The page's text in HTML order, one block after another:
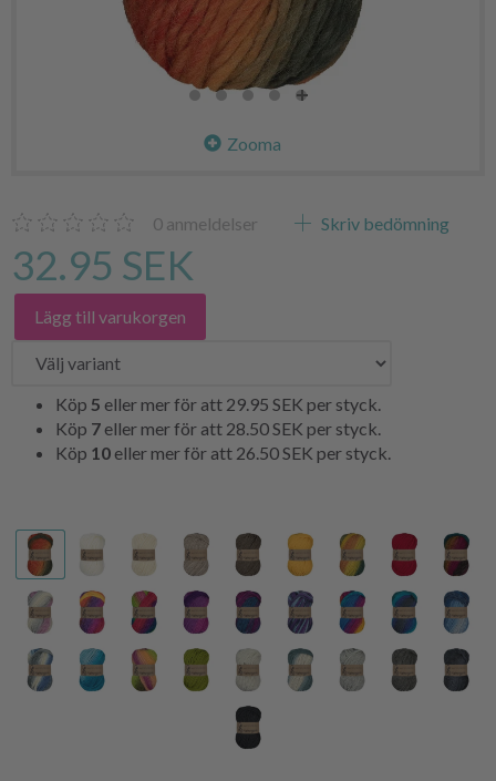
Zooma
0 anmeldelser Skriv bedömning
32.95 SEK
Lägg till varukorgen
Köp 5 eller mer för att 29.95 SEK per styck.
Köp 7 eller mer för att 28.50 SEK per styck.
Köp 10 eller mer för att 26.50 SEK per styck.